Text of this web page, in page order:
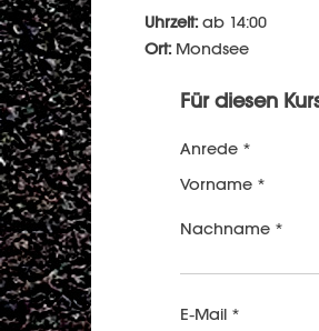
Uhrzeit: ab 14:00
Ort: Mondsee
Für diesen
Anrede *
Vorname *
Nachname *
E-Mail *